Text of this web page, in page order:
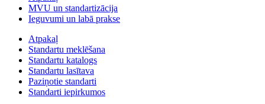
MVU un standartizācija
Ieguvumi un labā prakse
Atpakaļ
Standartu meklēšana
Standartu katalogs
Standartu lasītava
Paziņotie standarti
Standarti iepirkumos